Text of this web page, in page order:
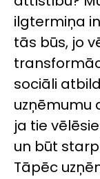
ilgtermiņa
tās būs, jo
sociāli
uzņēmumu
ja tie
un būt
Tāpēc